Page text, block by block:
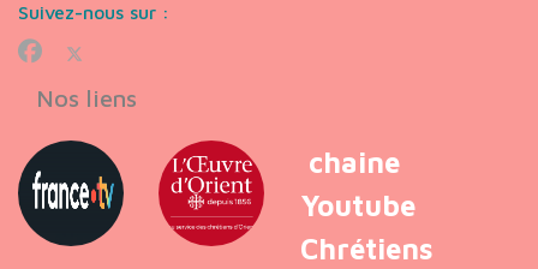
Suivez-nous sur :
Nos liens
chaine
Youtube
Chrétiens